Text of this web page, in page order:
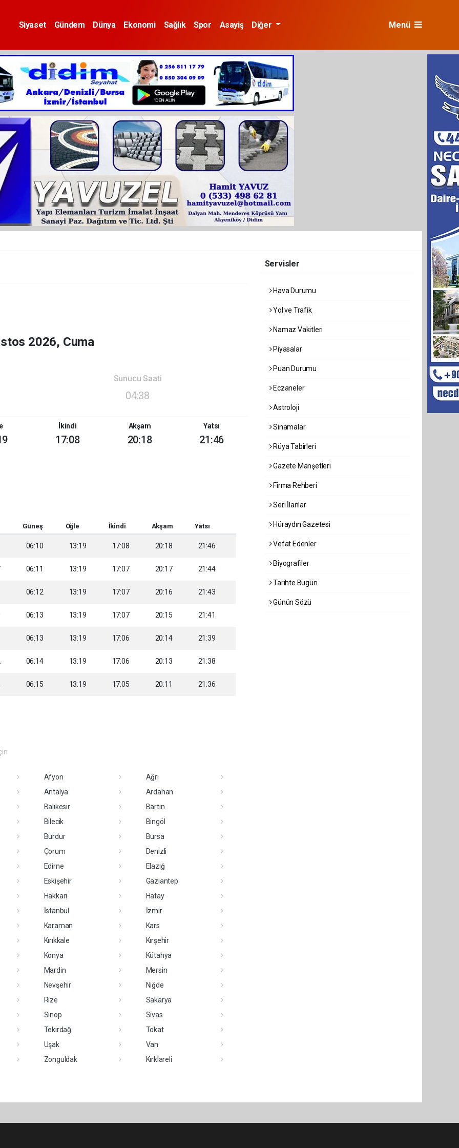
Siyaset Gündem Dünya Ekonomi Sağlık Spor Asayiş Diğer Menü
2026, Cuma
Sunucu Saati
04:38
İkindi
17:08
Akşam
20:18
Yatsı
21:46
Güneş Öğle İkindi Akşam Yatsı
06:10 13:19 17:08 20:18 21:46
06:11 13:19 17:07 20:17 21:44
06:12 13:19 17:07 20:16 21:43
06:13 13:19 17:07 20:15 21:41
06:13 13:19 17:06 20:14 21:39
06:14 13:19 17:06 20:13 21:38
06:15 13:19 17:05 20:11 21:36
Afyon
Ağrı
Antalya
Ardahan
Balıkesir
Bartın
Bilecik
Bingöl
Burdur
Bursa
Çorum
Denizli
Edirne
Elazığ
Eskişehir
Gaziantep
Hakkari
Hatay
İstanbul
İzmir
Karaman
Kars
Kırıkkale
Kırşehir
Konya
Kütahya
Mardin
Mersin
Nevşehir
Niğde
Rize
Sakarya
Sinop
Sivas
Tekirdağ
Tokat
Uşak
Van
Zonguldak
Kırklareli
Servisler
Hava Durumu
Yol ve Trafik
Namaz Vakitleri
Piyasalar
Puan Durumu
Eczaneler
Astroloji
Sinamalar
Rüya Tabirleri
Gazete Manşetleri
Firma Rehberi
Seri İlanlar
Hüraydın Gazetesi
Vefat Edenler
Biyografiler
Tarihte Bugün
Günün Sözü